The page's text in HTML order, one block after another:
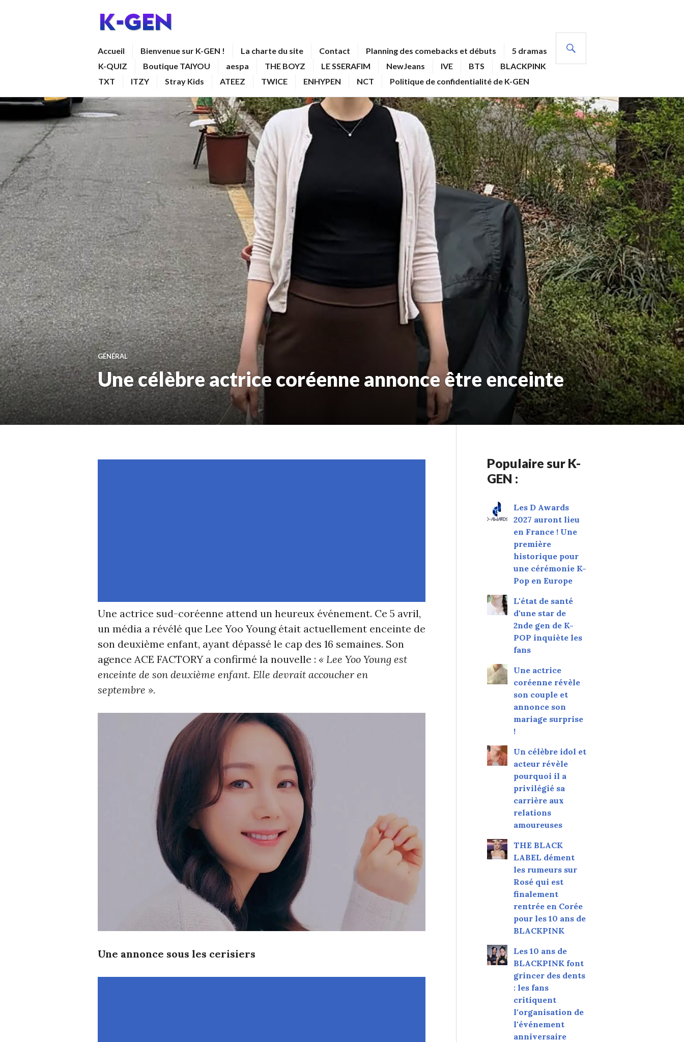
Accueil Bienvenue sur K-GEN ! La charte du site Contact Planning des comebacks et débuts
5 dramas
K-QUIZ
Boutique TAIYOU aespa THE BOYZ LE SSERAFIM NewJeans IVE BTS
BLACKPINK
TXT
ITZY Stray Kids ATEEZ TWICE ENHYPEN NCT Politique de confidentialité de K-GEN
GÉNÉRAL
Une célèbre actrice coréenne annonce être enceinte
Une actrice sud-coréenne attend un heureux événement. Ce 5 avril,
un média a révélé que Lee Yoo Young était actuellement enceinte de
son deuxième enfant, ayant dépassé le cap des 16 semaines. Son
agence ACE FACTORY a confirmé la nouvelle : « Lee Yoo Young est
enceinte de son deuxième enfant. Elle devrait accoucher en
septembre ».
Une annonce sous les cerisiers
Populaire sur K-
GEN :
Les D Awards
2027 auront lieu
en France ! Une
première
historique pour
une cérémonie K-
Pop en Europe
L'état de santé
d'une star de
2nde gen de K-
POP inquiète les
fans
Une actrice
coréenne révèle
son couple et
annonce son
mariage surprise
!
Un célèbre idol et
acteur révèle
pourquoi il a
privilégié sa
carrière aux
relations
amoureuses
THE BLACK
LABEL dément
les rumeurs sur
Rosé qui est
finalement
rentrée en Corée
pour les 10 ans de
BLACKPINK
Les 10 ans de
BLACKPINK font
grincer des dents
: les fans
critiquent
l'organisation de
l'événement
anniversaire